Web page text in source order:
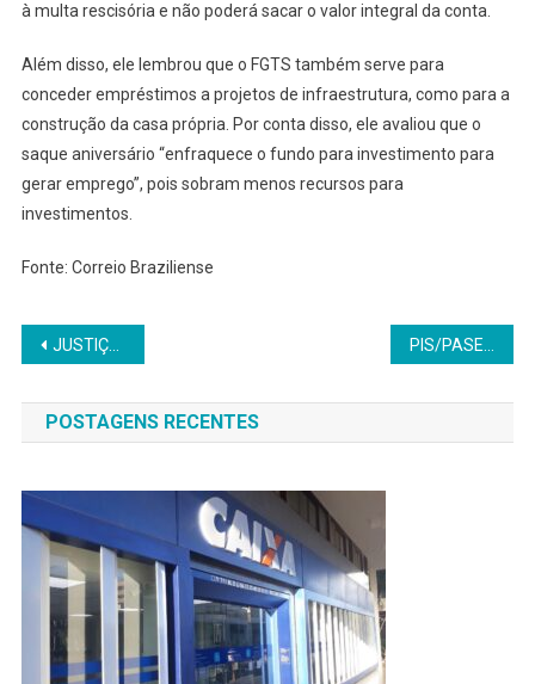
à multa rescisória e não poderá sacar o valor integral da conta.
Além disso, ele lembrou que o FGTS também serve para
conceder empréstimos a projetos de infraestrutura, como para a
construção da casa própria. Por conta disso, ele avaliou que o
saque aniversário “enfraquece o fundo para investimento para
gerar emprego”, pois sobram menos recursos para
investimentos.
Fonte: Correio Braziliense
Navegação
de
Post
JUSTIÇA DETERMINA BLOQUEIO DE VALORES DAS AMERICANAS RETIDOS EM BANCOS
POSTAGENS RECENTES